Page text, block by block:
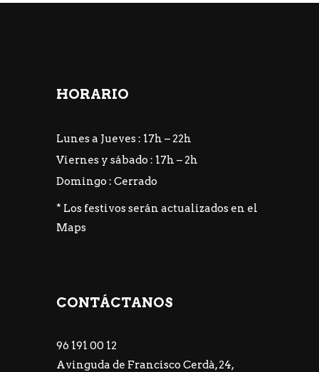
HORARIO
Lunes a Jueves : 17h – 22h
Viernes y sábado : 17h – 2h
Domingo : Cerrado
* Los festivos serán actualizados en el
Maps
CONTÁCTANOS
96 191 00 12
Avinguda de Francisco Cerdà, 24,